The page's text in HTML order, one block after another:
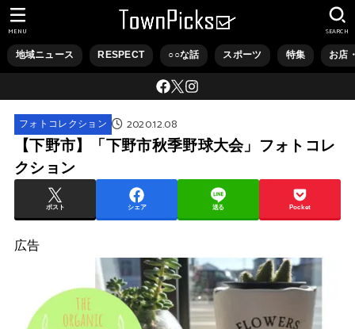
地域ニュース RESPECT ○○な話 スポーツ 特集 お店
SEARCH
MENU
フォトコレクション 2020.12.08
【下野市】「下野市秋季野球大会」フォトコレ
クション
ポスト シェア 送る Pocket
広告